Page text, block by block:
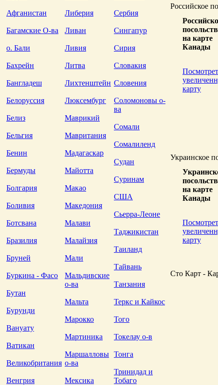
Афганистан
Багамские О-ва
о. Бали
Бахрейн
Бангладеш
Белоруссия
Белиз
Бельгия
Бенин
Бермуды
Болгария
Боливия
Ботсвана
Бразилия
Бруней
Буркина - Фасо
Бутан
Бурунди
Вануату
Ватикан
Великобритания
Венгрия
Либерия
Ливан
Ливия
Литва
Лихтенштейн
Люксембург
Маврикий
Мавритания
Мадагаскар
Майотта
Макао
Македония
Малави
Малайзия
Мали
Мальдивские
о-ва
Мальта
Марокко
Мартиника
Маршалловы
о-ва
Мексика
Сербия
Сингапур
Сирия
Словакия
Словения
Соломоновы о-
ва
Сомали
Сомалиленд
Судан
Суринам
США
Сьерра-Леоне
Таджикистан
Таиланд
Тайвань
Танзания
Теркс и Кайкос
Того
Токелау о-в
Тонга
Тринидад и
Тобаго
Российское
на карте
Канады
This
own
this
карту
Украинское
на карте
Канады
This
load
карту
Сто Карт -